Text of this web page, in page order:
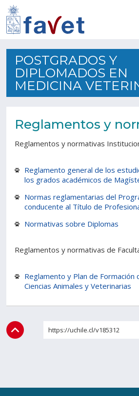
PORTADA
ADMISIÓN
PREGRADO
POSTGRADO
EXTENSIÓN
SERVICIOS
POSTGRADOS Y
DIPLOMADOS EN
MEDICINA
Reglamentos y
Reglamentos y normativas
Reglamento general de los
los grados académicos de
Normas reglamentarias del
conducente al Título de
Normativas sobre Diplomas
Reglamentos y normativas de
Reglamento y Plan de Formación
Ciencias Animales y Veterinarias
https://uchile.cl/v185312